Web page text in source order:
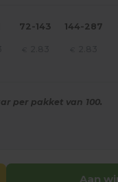
72-143 144-287
per pakket van 100.
Aan